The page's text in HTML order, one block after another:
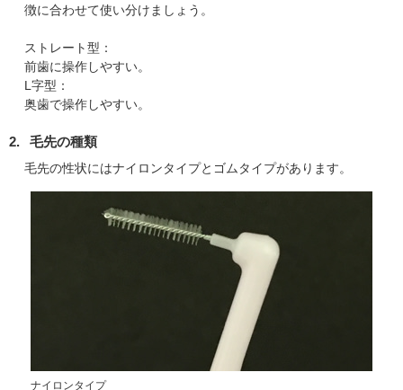
徴に合わせて使い分けましょう。
ストレート型
前歯に操作しやすい。
L字型
奥歯で操作しやすい。
2. 毛先の種類
毛先の性状にはナイロンタイプとゴムタイプがあります。
ナイロンタイプ